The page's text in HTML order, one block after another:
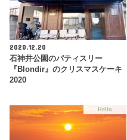
2020.12.20
石神井公園のパティスリー
『Blondir』のクリスマスケーキ
2020
Hello